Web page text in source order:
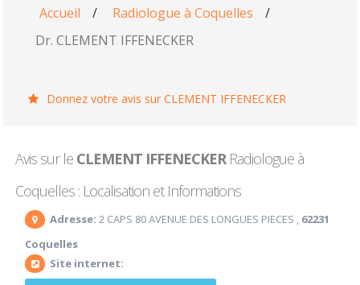
Accueil / Radiologue à Coquelles
/
Dr. CLEMENT IFFENECKER
Donnez votre avis sur CLEMENT IFFENECKER
Avis sur le CLEMENT IFFENECKERRadiologue à
Coquelles : Localisation et Informations
Adresse: 2 CAPS 80 AVENUE DES LONGUES PIECES , 62231
Coquelles
Site internet: